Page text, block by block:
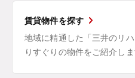
賃貸物件を探す
地域に精通した「三井のリ
りすぐりの物件をご紹介しま